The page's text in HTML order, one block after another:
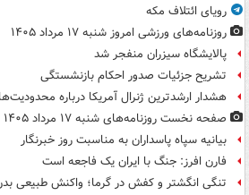
رویای ائتلاف مکه
روزنامه‌های ورزشی امروز ‌شنبه ۱۷ مرداد ۱۴۰۵
پالایشگاه سیزران منفجر شد
تشریح جزئیات صدور احکام بازنشستگی
هشدار ارشدترین ژنرال آمریکا درباره
صفحه نخست روزنامه‌های شنبه ۱۷ مرداد ۱۴۰۵
بیانیه سپاه پاسداران به مناسبت روز خبرنگار
فارن افرز: جنگ با ایران یک فاجعه است
تنگی انگشتر و کفش در گرما؛ واکنش طبیعی